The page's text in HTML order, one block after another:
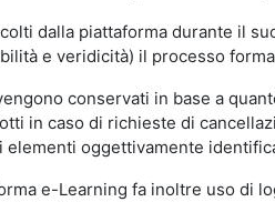
dalla piattaforma durante il
e veridicità) il processo
conservati in base a
in caso di richieste di
elementi oggettivamente
e-Learning fa inoltre uso di